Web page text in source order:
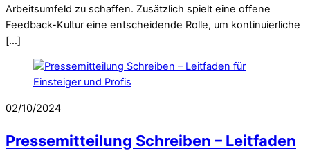
Arbeitsumfeld zu schaffen. Zusätzlich spielt eine offene
Feedback-Kultur eine entscheidende Rolle, um kontinuierliche
[…]
02/10/2024
Pressemitteilung Schreiben – Leitfaden